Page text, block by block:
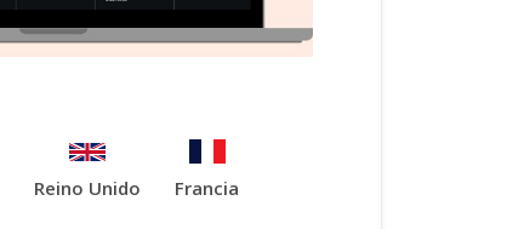
Reino Unido Francia